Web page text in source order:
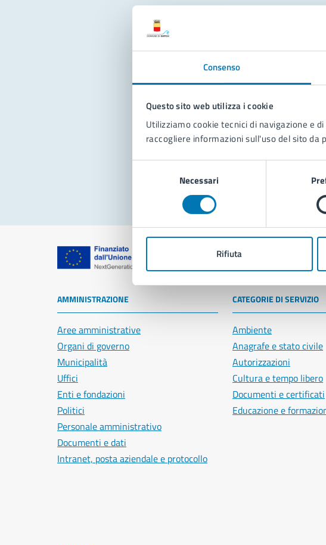
Consenso
Questo sito web utilizza i cookie
Utilizziamo cookie tecnici di navigazione e
raccogliere informazioni sull'uso del sito da
Necessari
Rifiuta
Problemi in
Segnala
Comune di Napoli
AMMINISTRAZIONE
Aree amministrative
Organi di governo
Municipalità
Uffici
Enti e fondazioni
Politici
Personale amministrativo
Documenti e dati
Intranet, posta aziendale e protocollo
CATEGORIE DI SERVIZIO
Ambiente
Anagrafe e stato civile
Autorizzazioni
Cultura e tempo libero
Documenti e certificati
Educazione e